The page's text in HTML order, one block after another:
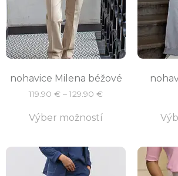
nohavice Milena béžové
119.90 € – 129.90 €
Výber možností